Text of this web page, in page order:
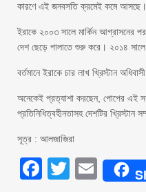
কারণে এই জনবসতি ক্রমেই কমে আসছে।
ইরাকে ২০০৩ সালে মার্কিন আগ্রাসনের
দেশ ছেড়ে পালাতে শুরু করে। ২০১৪
বর্তমানে ইরাকে চার লাখ খ্রিস্টান
অনেকেই প্রত্যাশা করছেন, পোপের এই
প্রতিনিধিত্বহীনতাসহ দেশটির
সূত্র : আলজাজিরা
Facebook
Twitter